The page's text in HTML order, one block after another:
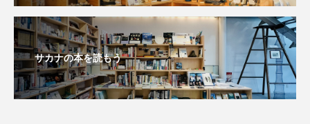
調理 論文 貝 賀露かにっこ館
資源 赤潮 足摺海洋館SATOUMI
軟体動物 軟骨魚類 近畿大学 進化
郷土料理 酒 釣り 鑑賞魚
サカナの本を読もう